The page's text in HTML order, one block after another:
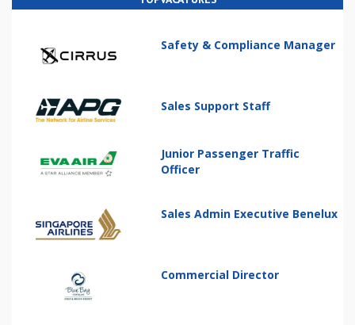
Safety & Compliance Manager
Sales Support Staff
Junior Passenger Traffic
Officer
Sales Admin Executive Benelux
Commercial Director